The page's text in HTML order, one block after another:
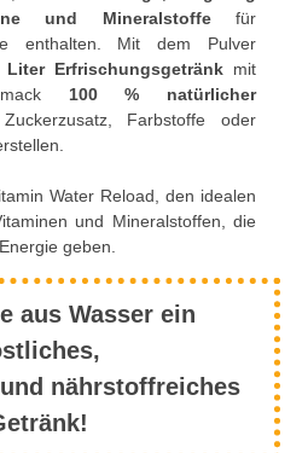
und Mineralstoffefür
enthalten. Mit dem Pulver
Liter Erfrischungsgetränk mit
100 % natürlicher
Farbstoffe oder
Water Reload, den idealen
und Mineralstoffen, die
geben.
aus Wasser ein
nährstoffreiches